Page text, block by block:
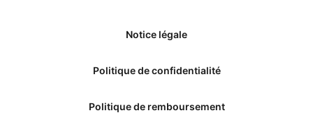
Notice légale
Politique de confidentialité
Politique de remboursement